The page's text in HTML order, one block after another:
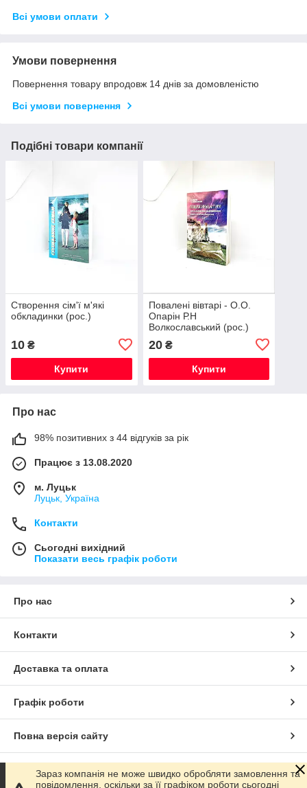
Всі умови оплати
Умови повернення
Повернення товару впродовж 14 днів за домовленістю
Всі умови повернення
Подібні товари компанії
Створення сім'ї м'які
обкладинки (рос.)
10 ₴
Купити
Повалені вівтарі - О.О.
Опарін Р.Н
Волкославський (рос.)
20₴
Купити
Про нас
98% позитивних з 44 відгуків за рік
Працює з 13.08.2020
м. Луцьк
Луцьк, Україна
Контакти
Сьогодні вихідний
Показати весь графік роботи
Про нас
Контакти
Доставка та оплата
Графік роботи
Повна версія сайту
Сайт створено на маркетплейсі Prom.ua
Зараз компанія не може швидко обробляти замовлення та
повідомлення, оскільки за її графіком роботи сьогодні